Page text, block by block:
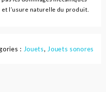
l’usure naturelle du produit.
: Jouets,Jouets sonores